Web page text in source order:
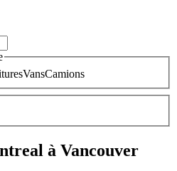
VansCamions
à Vancouver